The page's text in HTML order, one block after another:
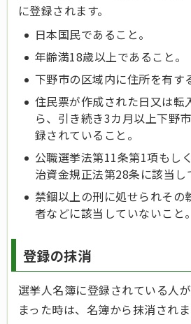
に登録されます。
日本国民であること。
年齢満18歳以上であること。
下野市の区域内に住所を有す
住民票が作成された日又は転
ら、引き続き3カ月以上下野
録されていること。
公職選挙法第11条第1項もし
治資金規正法第28条に該当し
禁錮以上の刑に処せられその
者などに該当していないこと。
登録の抹消
選挙人名簿に登録されている人
まった時は、名簿から抹消されま